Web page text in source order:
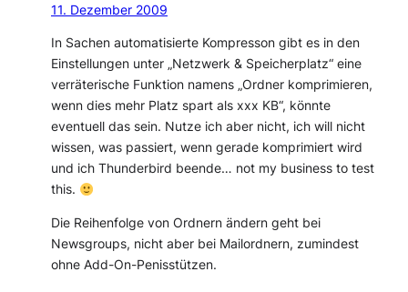
11. Dezember 2009
In Sachen automatisierte Kompresson gibt es in den
Einstellungen unter „Netzwerk & Speicherplatz“ eine
verräterische Funktion namens „Ordner komprimieren,
wenn dies mehr Platz spart als xxx KB“, könnte
eventuell das sein. Nutze ich aber nicht, ich will nicht
wissen, was passiert, wenn gerade komprimiert wird
und ich Thunderbird beende… not my business to test
this.
Die Reihenfolge von Ordnern ändern geht bei
Newsgroups, nicht aber bei Mailordnern, zumindest
ohne Add-On-Penisstützen.